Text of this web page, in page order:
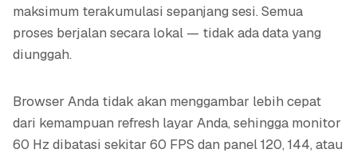
maksimum terakumulasi sepanjang sesi. Semua
proses berjalan secara lokal — tidak ada data yang
diunggah.
Browser Anda tidak akan menggambar lebih cepat
dari kemampuan refresh layar Anda, sehingga monitor
60 Hz dibatasi sekitar 60 FPS dan panel 120, 144, atau